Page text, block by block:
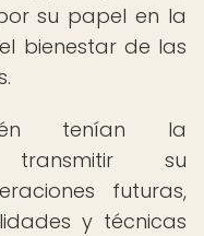
su papel en la
bienestar de las
tenían la
transmitir su
futuras,
y técnicas